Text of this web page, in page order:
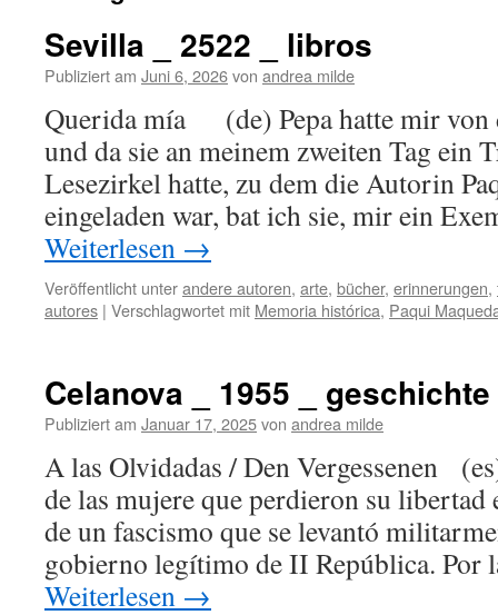
Sevilla _ 2522 _ libros
Publiziert am Juni 6, 2026von andrea milde
Querida mía (de) Pepa hatte mir von
und da sie an meinem zweiten Tag ein
Lesezirkel hatte, zu dem die Autorin
eingeladen war, bat ich sie, mir ein
Weiterlesen →
Veröffentlicht unterandere autoren, arte, bücher, erinnerungen,
autores | Verschlagwortet mit Memoria histórica, Paqui
Celanova _ 1955 _ geschichte
Publiziert am Januar 17, 2025von andrea milde
A las Olvidadas / Den Vergessenen
de las mujere que perdieron su libertad
de un fascismo que se levantó
gobierno legítimo de II República. Por
Weiterlesen →